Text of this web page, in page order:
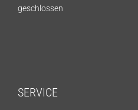
geschlossen
SERVICE